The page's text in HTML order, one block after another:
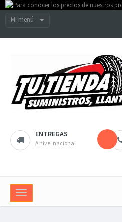
Mi menú
ENTREGAS
A nivel nacional
Navegación
Toggle